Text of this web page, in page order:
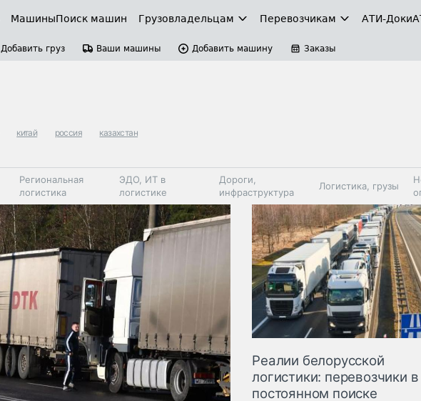
МашиныПоиск машин Грузовладельцам Перевозчикам АТИ-Доки
Добавить груз Ваши машины Добавить машину Заказы
китай россия казахстан
Региональная
логистика
ЭДО, ИТ в
логистике
Дороги,
инфраструктура
Логистика, грузы
Склады и
грузовые
терминалы
Коммерческий
транспорт
Спецтехника
Автосервис,
запчасти, шины
Реалии белорусской
логистики: перевозчики в
постоянном поиске